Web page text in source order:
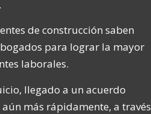
de construcción saben
para lograr la mayor
laborales.
llegado a un acuerdo
más rápidamente, a través